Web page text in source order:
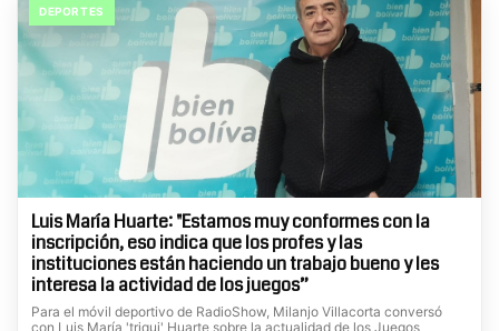
DEPORTES
Luis María Huarte: "Estamos muy conformes con la
inscripción, eso indica que los profes y las
instituciones están haciendo un trabajo bueno y les
interesa la actividad de los juegos”
Para el móvil deportivo de RadioShow, Milanjo Villacorta conversó
con Luis María 'triqui' Huarte sobre la actualidad de los Juegos